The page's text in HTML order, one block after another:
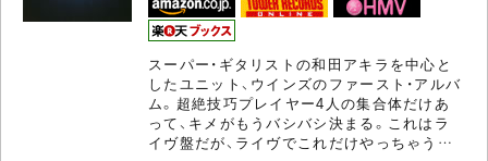
スーパー・ギタリストの和田アキラを中心と
したユニット、ウインズのファースト・アルバ
ム。超絶技巧プレイヤー4人の集合体だけあ
って、キメがもうバシバシ決まる。これはラ
イヴ盤だが、ライヴでこれだけやっちゃう…